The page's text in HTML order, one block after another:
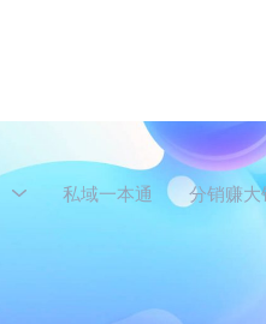
私域一本通 分销赚大